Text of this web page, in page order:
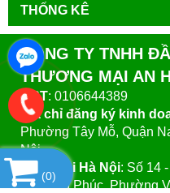
THỐNG KÊ
CÔNG TY TNHH
THƯƠNG MẠI AN
MST: 0106644389
Địa chỉ đăng ký kinh
Phường Tây Mỗ, Quận
Nội.
VPGD tại Hà Nội: Số 14
Mới Vạn Phúc, Phường
(0)